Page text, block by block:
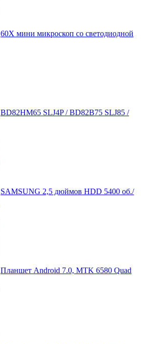
60X мини микроскоп со светодиодной
BD82HM65 SLJ4P / BD82B75 SLJ85 /
SAMSUNG 2,5 дюймов HDD 5400 об./
Планшет Android 7.0, MTK 6580 Quad